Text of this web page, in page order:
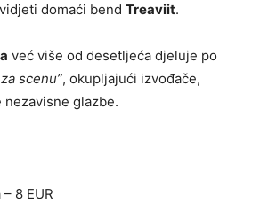
domaći bend Treaviit.
već više od desetljeća djeluje po
scenu”, okupljajući izvođače,
glazbe.
8 EUR